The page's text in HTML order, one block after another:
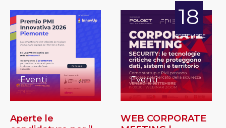
Eventi
Aperte le
18
SETTEMBRE
Eventi
WEB CORPORATE